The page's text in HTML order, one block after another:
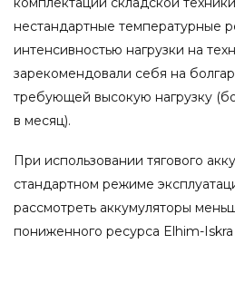
нестандартные температурные
интенсивностью нагрузки на
зарекомендовали себя на
требующей высокую нагрузку
в месяц).
При использовании тягового
стандартном режиме
рассмотреть аккумуляторы
пониженного ресурса Elhim-